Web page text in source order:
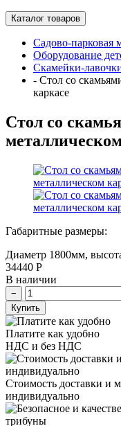
Каталог товаров
Садово-парковая
Оборудование
Скамейки-
- Стол со
каркасе
Стол со
Габаритные размеры:
Диаметр 1800мм,
34440 Р
В наличии
Купить
Платите как удобно
НДС и без НДС
Стоимость доставки и
индивидуально